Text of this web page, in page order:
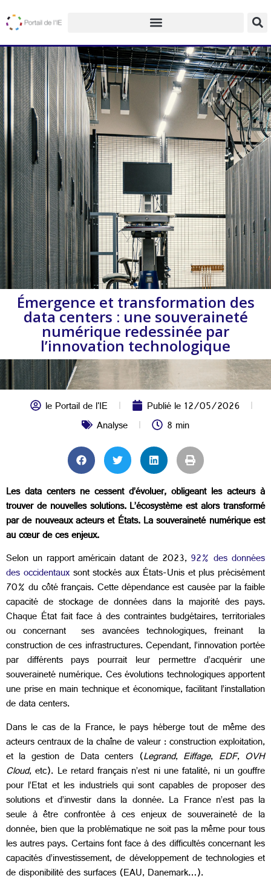
Émergence et transformation des
data centers : une souveraineté
numérique redessinée par
l’innovation technologique
le Portail de l'IE Publié le12/05/2026
Analyse
8 min
Les data centers ne cessent d’évoluer, obligeant les acteurs à
trouver de nouvelles solutions. L’écosystème est alors transformé
par de nouveaux acteurs et États. La souveraineté numérique est
au cœur de ces enjeux.
Selon un rapport américain datant de 2023, 92% des données
des occidentauxsont stockés aux États-Unis et plus précisément
70% du côté français. Cette dépendance est causée par la faible
capacité de stockage de données dans la majorité des pays.
Chaque État fait face à des contraintes budgétaires, territoriales
ou concernant ses avancées technologiques, freinant la
construction de ces infrastructures. Cependant, l’innovation portée
par différents pays pourrait leur permettre d’acquérir une
souveraineté numérique. Ces évolutions technologiques apportent
une prise en main technique et économique, facilitant l’installation
de data centers.
Dans le cas de la France, le pays héberge tout de même des
acteurs centraux de la chaîne de valeur : construction exploitation,
et la gestion de Data centers (Legrand, Eiffage, EDF, OVH
Cloud, etc). Le retard français n’est ni une fatalité, ni un gouffre
pour l’Etat et les industriels qui sont capables de proposer des
solutions et d’investir dans la donnée. La France n’est pas la
seule à être confrontée à ces enjeux de souveraineté de la
donnée, bien que la problématique ne soit pas la même pour tous
les autres pays. Certains font face à des difficultés concernant les
capacités d’investissement, de développement de technologies et
de disponibilité des surfaces (EAU, Danemark…).